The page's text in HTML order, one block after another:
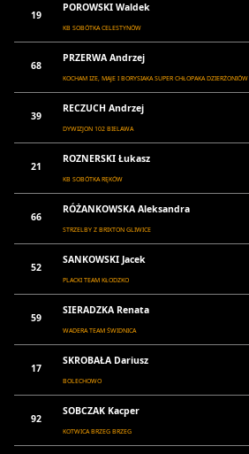
19
POROWSKI Waldek
KB SOBÓTKA CELESTYNÓW
68
PRZERWA Andrzej
KOCHAM IZE, MAJE I BORYSIAKA SUPER CHŁOPAKA DZIERŻONIÓW
39
RECZUCH Andrzej
DYWIZJON 102 BIELAWA
21
ROZNERSKI Łukasz
KB SOBÓTKA RĘKÓW
66
RÓŻANKOWSKA Aleksandra
STRZELBY Z BRIXTON GLIWICE
52
SANKOWSKI Jacek
PLACKI TEAM KŁODZKO
59
SIERADZKA Renata
WADERA TEAM ŚWIDNICA
17
SKROBAŁA Dariusz
BOLECHOWO
92
SOBCZAK Kacper
KOTWICA BRZEG BRZEG